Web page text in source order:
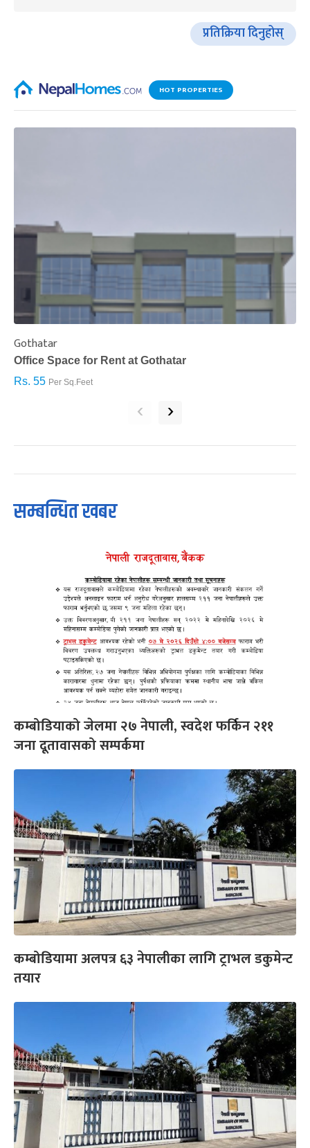
प्रतिक्रिया दिनुहोस्
HOT PROPERTIES
Gothatar
Office Space for Rent at Gothatar
Rs. 55 Per Sq.Feet
‹ ›
सम्बन्धित खबर
कम्बोडियाको जेलमा २७ नेपाली, स्वदेश फर्किन २११
जना दूतावासको सम्पर्कमा
कम्बोडियामा अलपत्र ६३ नेपालीका लागि ट्राभल डकुमेन्ट
तयार